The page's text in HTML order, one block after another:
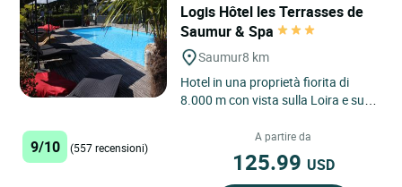
Logis Hôtel les Terrasses de
Saumur & Spa
Saumur8 km
Hotel in una proprietà fiorita di
8.000 m con vista sulla Loira e sulla
9/10 (557 recensioni)
A partire da
125.99 USD